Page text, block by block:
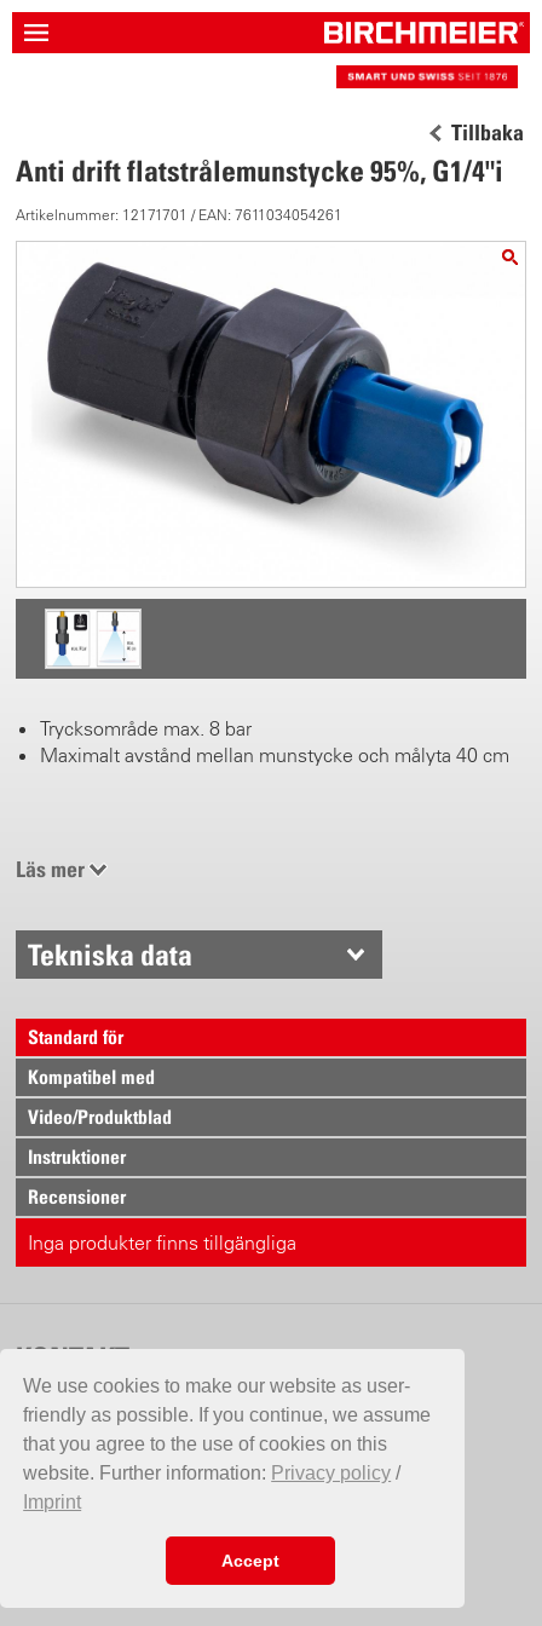
We use cookies to make our website as user-
friendly as possible. If you continue, we assume
that you agree to the use of cookies on this
website. Further information: Privacy policy /
Imprint
Accept
Tillbaka
Anti drift flatstrålemunstycke 95%, G1/4"i
Artikelnummer: 12171701 / EAN: 7611034054261
Trycksområde max. 8 bar
Maximalt avstånd mellan munstycke och målyta 40 cm
Läs mer
Tekniska data
Standard för
Kompatibel med
Video/Produktblad
Instruktioner
Recensioner
Inga produkter finns tillgängliga
KONTAKT
Aspergo AB
Hammarvägen 10
387 35 Borgholm
Sverige
Telefon +46 (0)485 12050